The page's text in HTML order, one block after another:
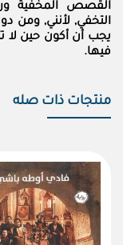
القصص المخفية
التخفي, لأنني, ومن
يجب أن أكون حين لا
فيها.
منتجات ذات صله